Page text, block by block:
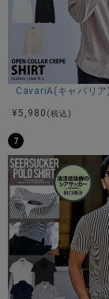
ボトムスと相性
なスタイルで活躍
一枚で主役とし
としても存在感を
素材には綿100
現。
用していただけま
リブ部分にはポ
で着脱しやすく
カラーは、爽やか
ールで無骨な印象
どちらも異素材デ
で、スタイルに合
異素材使いとダ
ザイン性の高い一
普段のコーディネ
CavariA(キャバリ
¥ 5,980 (税込)
7